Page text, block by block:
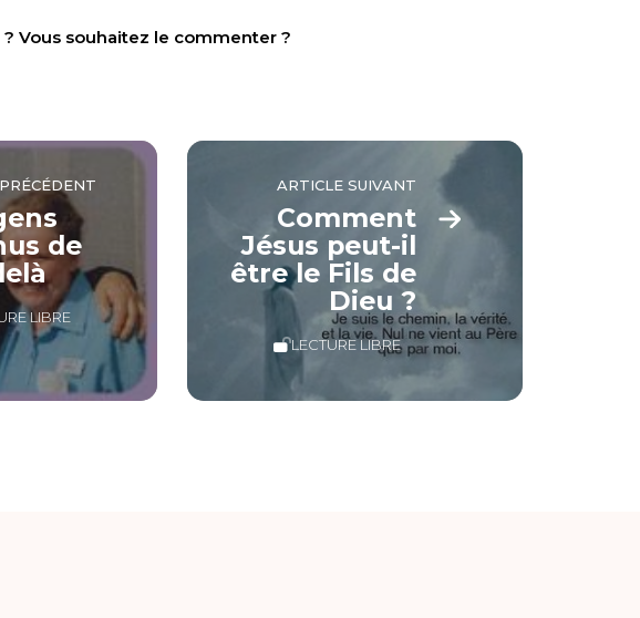
Vous souhaitez le commenter ?
de
LIBRE
ARTICLE SUIVANT
Comment
Jésus peut-il
être le Fils de
Dieu ?
LECTURE LIBRE